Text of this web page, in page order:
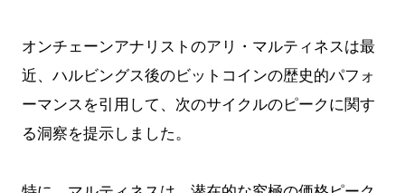
オンチェーンアナリストのアリ・マルティネスは最
近、ハルビングス後のビットコインの歴史的パフォ
ーマンスを引用して、次のサイクルのピークに関す
る洞察を提示しました。